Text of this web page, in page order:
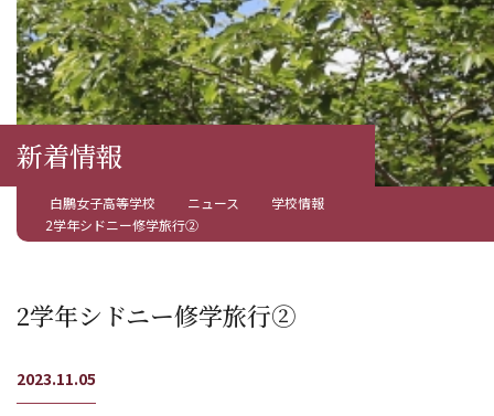
新着情報
白鵬女子高等学校 ニュース
学校情報
2学年シドニー修学旅行②
2学年シドニー修学旅行②
2023.11.05